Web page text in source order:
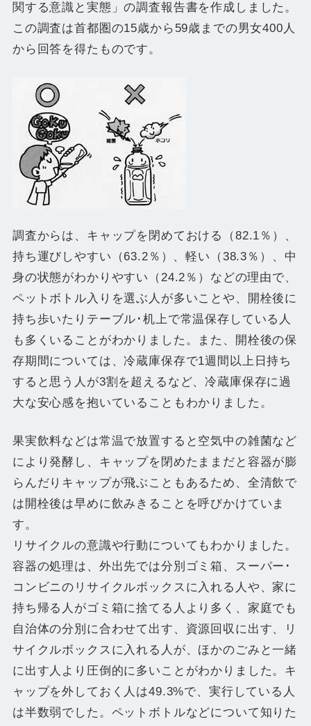
関する意識と実態」の調査報告書を作成しました。
この調査は首都圏の15歳から59歳までの男女400人
から回答を得たものです。
調査からは、キャップを閉めておける（82.1％）、
持ち運びしやすい（63.2％）、軽い（38.3％）、中
身の状態がわかりやすい（24.2％）などの理由で、
ペットボトル入りを選ぶ人が多いことや、開栓後に
持ち歩いたりテーブル･机上で常温保存している人
も多くいることがわかりました。また、開栓後の保
存期間については、冷蔵庫保存で1週間以上日持ち
すると思う人が3割を超えるなど、冷蔵庫保存に過
大な安心感を抱いていることもわかりました。
果実飲料などは常温で放置すると空気中の雑菌など
により発酵し、キャップを閉めたままだと容器が膨
らんだりキャップが飛ぶこともあるため、全清飲で
は開栓後は早めに飲みきることを呼びかけていま
す。
リサイクルの意識や行動についてもわかりました。
容器の処理は、外出先では分別ゴミ箱、スーパー･
コンビニのリサイクルボックスに入れる人や、家に
持ち帰る人がゴミ箱に捨てる人より多く、家庭でも
自治体の分別に合わせて出す、資源回収に出す、リ
サイクルボックスに入れる人が、ほかのごみと一緒
に出す人より圧倒的に多いことがわかりました。キ
ャップを外しておく人は49.3%で、実行している人
は半数弱でした。ペットボトルなどについて知りた